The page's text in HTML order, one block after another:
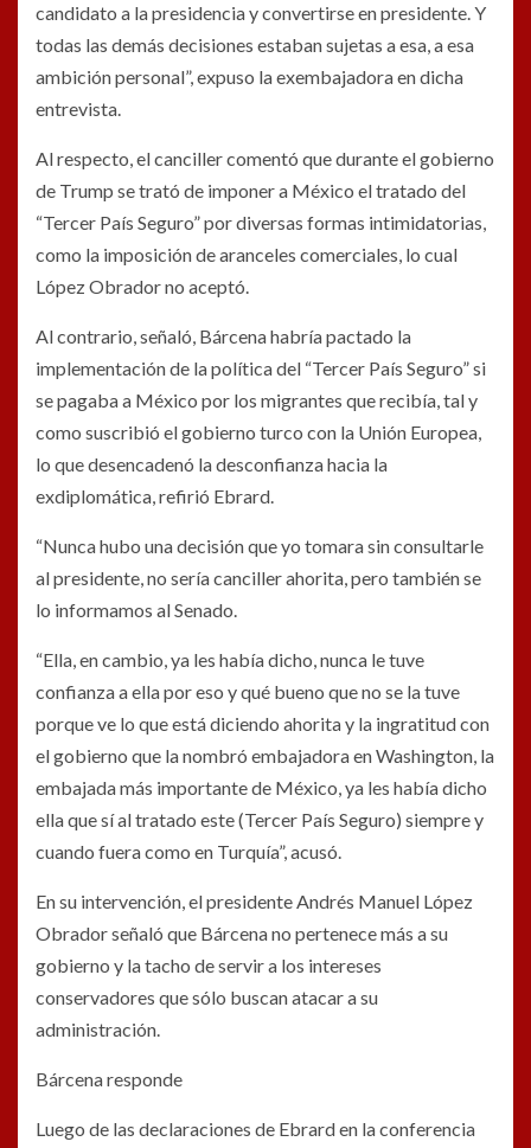
candidato a la presidencia y convertirse en presidente. Y
todas las demás decisiones estaban sujetas a esa, a esa
ambición personal”, expuso la exembajadora en dicha
entrevista.
Al respecto, el canciller comentó que durante el gobierno
de Trump se trató de imponer a México el tratado del
“Tercer País Seguro” por diversas formas intimidatorias,
como la imposición de aranceles comerciales, lo cual
López Obrador no aceptó.
Al contrario, señaló, Bárcena habría pactado la
implementación de la política del “Tercer País Seguro” si
se pagaba a México por los migrantes que recibía, tal y
como suscribió el gobierno turco con la Unión Europea,
lo que desencadenó la desconfianza hacia la
exdiplomática, refirió Ebrard.
“Nunca hubo una decisión que yo tomara sin consultarle
al presidente, no sería canciller ahorita, pero también se
lo informamos al Senado.
“Ella, en cambio, ya les había dicho, nunca le tuve
confianza a ella por eso y qué bueno que no se la tuve
porque ve lo que está diciendo ahorita y la ingratitud con
el gobierno que la nombró embajadora en Washington, la
embajada más importante de México, ya les había dicho
ella que sí al tratado este (Tercer País Seguro) siempre y
cuando fuera como en Turquía”, acusó.
En su intervención, el presidente Andrés Manuel López
Obrador señaló que Bárcena no pertenece más a su
gobierno y la tacho de servir a los intereses
conservadores que sólo buscan atacar a su
administración.
Bárcena responde
Luego de las declaraciones de Ebrard en la conferencia